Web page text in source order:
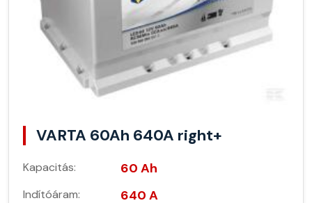
VARTA 60Ah 640A right+
Kapacitás: 60 Ah
Indítóáram: 640 A